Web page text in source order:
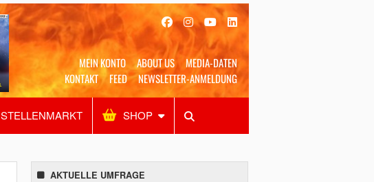
MEIN KONTO ABOUT US
MEDIA-DATEN
KONTAKT
FEED NEWSLETTER-ANMELDUNG
STELLENMARKT SHOP
Alles Shop SUCHEN
AKTUELLE UMFRAGE